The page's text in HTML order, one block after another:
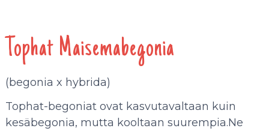
Tophat Maisemabegonia
(begonia x hybrida)
Tophat-begoniat ovat kasvutavaltaan kuin
kesäbegonia, mutta kooltaan suurempia.Ne